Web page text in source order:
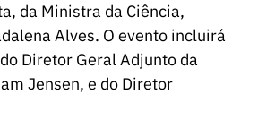
da Ministra da Ciência,
Alves. O evento incluirá
Diretor Geral Adjunto da
Jensen, e do Diretor